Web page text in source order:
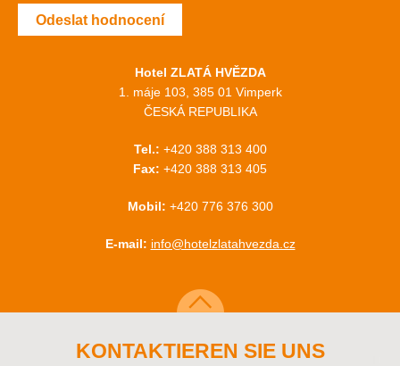
Odeslat hodnocení
Hotel ZLATÁ HVĚZDA
1. máje 103, 385 01 Vimperk
ČESKÁ REPUBLIKA
Tel.: +420 388 313 400
Fax: +420 388 313 405
Mobil: +420 776 376 300
E-mail: info@hotelzlatahvezda.cz
KONTAKTIEREN SIE UNS